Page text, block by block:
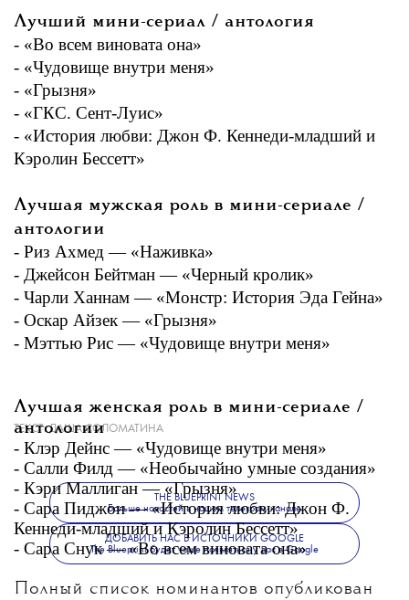
Лучший мини-сериал / антология
- «Во всем виновата она»
- «Чудовище внутри меня»
- «Грызня»
- «ГКС. Сент-Луис»
- «История любви: Джон Ф. Кеннеди-младший и
Кэролин Бессетт»
Лучшая мужская роль в мини-сериале /
антологии
- Риз Ахмед — «Наживка»
- Джейсон Бейтман — «Черный кролик»
- Чарли Ханнам — «Монстр: История Эда Гейна»
- Оскар Айзек — «Грызня»
- Мэттью Рис — «Чудовище внутри меня»
Лучшая женская роль в мини-сериале /
антологии
- Клэр Дейнс — «Чудовище внутри меня»
- Салли Филд — «Необычайно умные создания»
- Кэри Маллиган — «Грызня»
- Сара Пиджон — «История любви: Джон Ф.
Кеннеди-младший и Кэролин Бессетт»
- Сара Снук — «Во всем виновата она»
Полный список номинантов опубликован
ТЕКСТ:ДАША СОЛОМАТИНА
THE BLUEPRINT NEWS
Больше новостей в нашем телеграм-канале
ДОБАВИТЬ НАС В ИСТОЧНИКИ GOOGLE
The Blueprint будет чаще появляться у вас в Google